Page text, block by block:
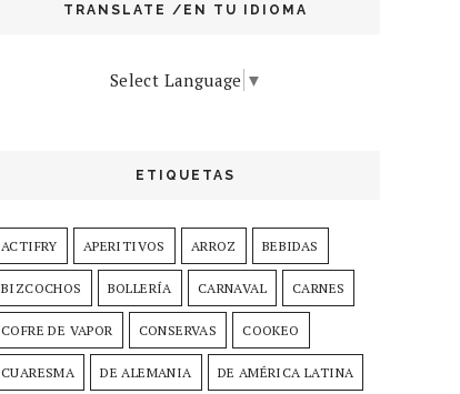
TRANSLATE /EN TU IDIOMA
Select Language ▼
ETIQUETAS
ACTIFRY APERITIVOS ARROZ BEBIDAS
BIZCOCHOS BOLLERÍA CARNAVAL CARNES
COFRE DE VAPOR CONSERVAS COOKEO
CUARESMA DE ALEMANIA DE AMÉRICA LATINA